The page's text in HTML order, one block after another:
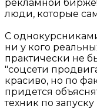
рекламной
люди, которые
С
ни у кого
практически не
"соцсети
красиво, но по
придется
техник по